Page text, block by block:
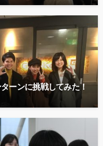
ーンに挑戦してみた！